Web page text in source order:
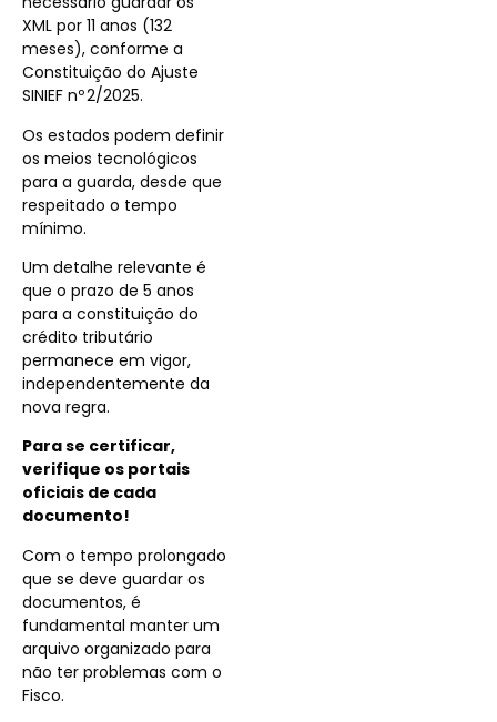
XML por 11 anos (132
meses), conforme a
Constituição do Ajuste
SINIEF nº 2/2025.
Os estados podem definir
os meios tecnológicos
para a guarda, desde que
respeitado o tempo
mínimo.
Um detalhe relevante é
que o prazo de 5 anos
para a constituição do
crédito tributário
permanece em vigor,
independentemente da
nova regra.
Para se certificar,
verifique os portais
oficiais de cada
documento!
Com o tempo prolongado
que se deve guardar os
documentos, é
fundamental manter um
arquivo organizado para
não ter problemas com o
Fisco.